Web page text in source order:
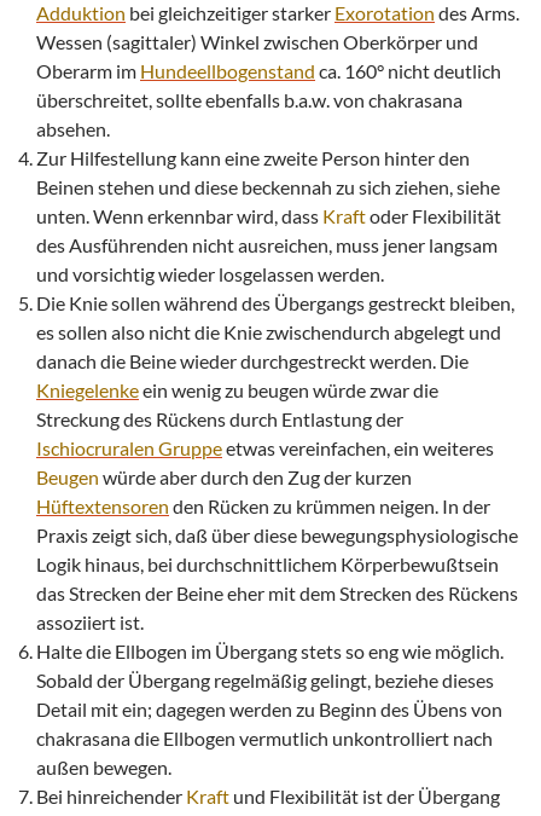
Adduktion bei gleichzeitiger starker Exorotation des Arms.
Wessen (sagittaler) Winkel zwischen Oberkörper und
Oberarm im Hundeellbogenstand ca. 160° nicht deutlich
überschreitet, sollte ebenfalls b.a.w. von chakrasana
absehen.
Zur Hilfestellung kann eine zweite Person hinter den
Beinen stehen und diese beckennah zu sich ziehen, siehe
unten. Wenn erkennbar wird, dass Kraftoder Flexibilität
des Ausführenden nicht ausreichen, muss jener langsam
und vorsichtig wieder losgelassen werden.
Die Knie sollen während des Übergangs gestreckt bleiben,
es sollen also nicht die Knie zwischendurch abgelegt und
danach die Beine wieder durchgestreckt werden. Die
Kniegelenkeein wenig zu beugen würde zwar die
Streckung des Rückens durch Entlastung der
Ischiocruralen Gruppeetwas vereinfachen, ein weiteres
Beugen würde aber durch den Zug der kurzen
Hüftextensoren den Rücken zu krümmen neigen. In der
Praxis zeigt sich, daß über diese bewegungsphysiologische
Logik hinaus, bei durchschnittlichem Körperbewußtsein
das Strecken der Beine eher mit dem Strecken des Rückens
assoziiert ist.
Halte die Ellbogen im Übergang stets so eng wie möglich.
Sobald der Übergang regelmäßig gelingt, beziehe dieses
Detail mit ein; dagegen werden zu Beginn des Übens von
chakrasana die Ellbogen vermutlich unkontrolliert nach
außen bewegen.
Bei hinreichender Kraft und Flexibilität ist der Übergang